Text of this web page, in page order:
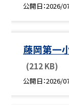
公開日 2026/
藤岡第一
(212 KB)
公開日 2026/